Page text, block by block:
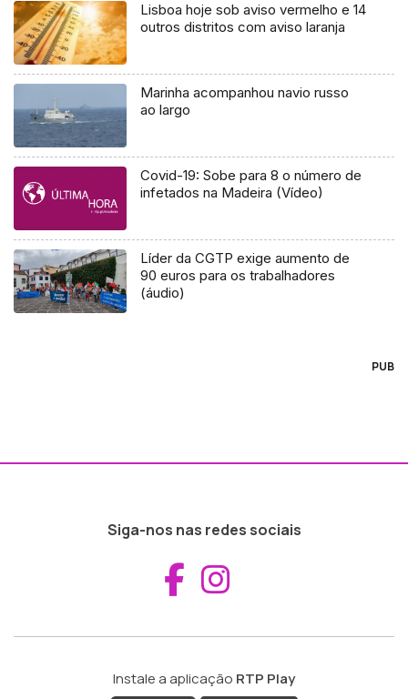
Lisboa hoje sob aviso vermelho e 14
outros distritos com aviso laranja
Marinha acompanhou navio russo
ao largo
Covid-19: Sobe para 8 o número de
infetados na Madeira (Vídeo)
Líder da CGTP exige aumento de
90 euros para os trabalhadores
(áudio)
PUB
Siga-nos nas redes sociais
Aceder ao
Instale a aplicação RTP Play